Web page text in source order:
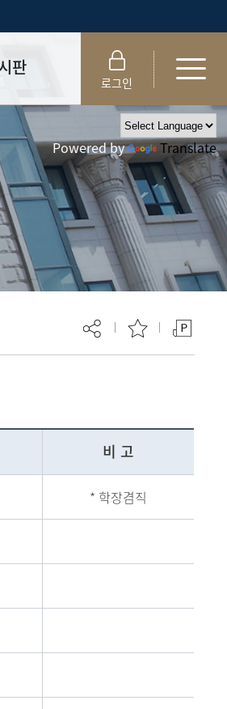
판
련 공지
관련 공지
장전
회
비자(VISA)
로그인
Powered by Translate
등록하시겠습니까?
비 고
* 학장겸직